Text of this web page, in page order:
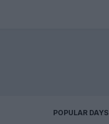
POPULAR DAYS